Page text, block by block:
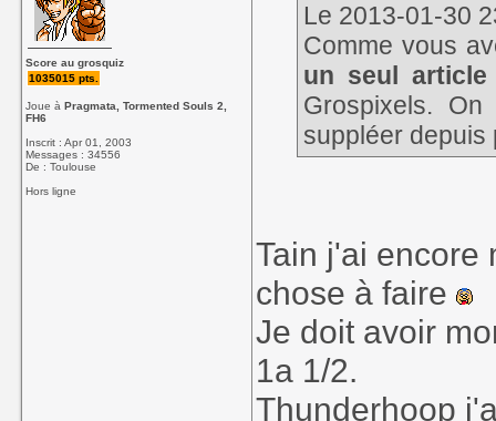
Score au grosquiz
1035015 pts.
Joue àPragmata, Tormented Souls 2,
FH6
Inscrit : Apr 01, 2003
Messages : 34556
De : Toulouse
Hors ligne
Le 2013-01-30
Comme vous
un seul
Grospixels.
suppléer depuis
Tain j'ai encore
chose à faire
Je doit avoir
1a 1/2.
Thunderhoop